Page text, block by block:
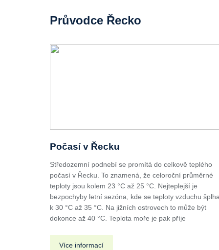
Průvodce Řecko
Počasí v Řecku
Středozemní podnebí se promítá do celkově teplého
počasí v Řecku. To znamená, že celoroční průměrné
teploty jsou kolem 23 °C až 25 °C. Nejteplejší je
bezpochyby letní sezóna, kde se teploty vzduchu
k 30 °C až 35 °C. Na jižních ostrovech to může být
dokonce až 40 °C. Teplota moře je pak příje
Více informací